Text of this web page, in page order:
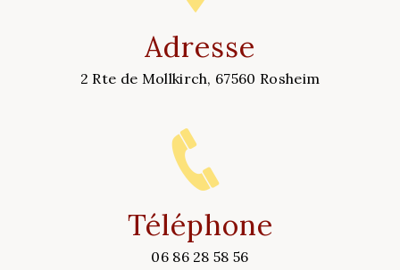
Adresse
2 Rte de Mollkirch, 67560 Rosheim
Téléphone
06 86 28 58 56